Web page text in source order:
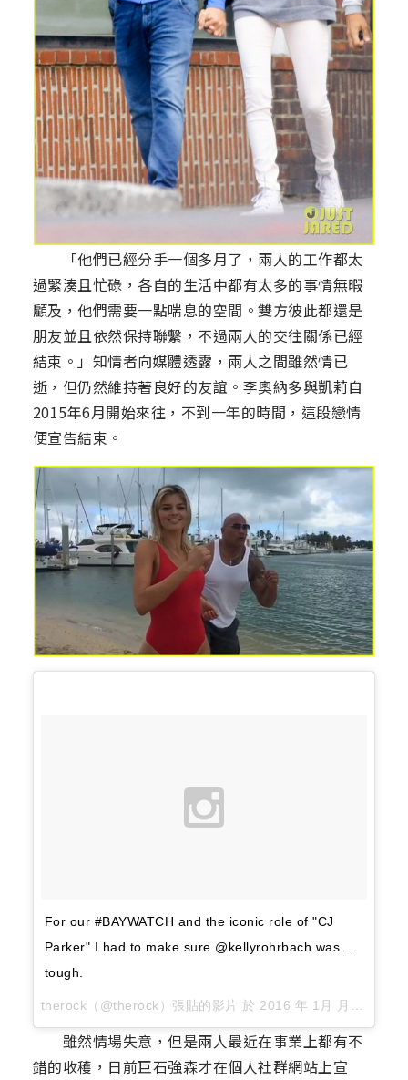
「他們已經分手一個多月了，兩人的工作都太
過緊湊且忙碌，各自的生活中都有太多的事情無暇
顧及，他們需要一點喘息的空間。雙方彼此都還是
朋友並且依然保持聯繫，不過兩人的交往關係已經
結束。」知情者向媒體透露，兩人之間雖然情已
逝，但仍然維持著良好的友誼。李奧納多與凱莉自
2015年6月開始來往，不到一年的時間，這段戀情
便宣告結束。
For our #BAYWATCH and the iconic role of "CJ
Parker" I had to make sure @kellyrohrbach was...
tough.
therock（@therock）張貼的影片 於 2016 年 1月 月 4 10:11上午 PST
雖然情場失意，但是兩人最近在事業上都有不
錯的收穫，日前巨石強森才在個人社群網站上宣